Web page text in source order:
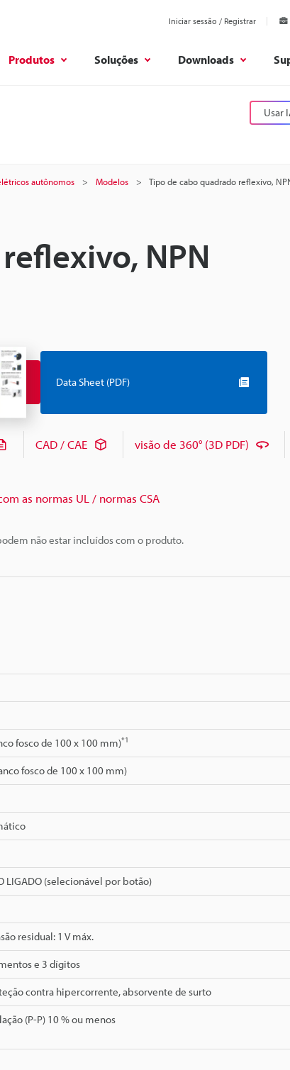
Iniciar sessão / Registrar
Produtos Soluções Downloads
Usar
autônomos Modelos Tipo de cabo quadrado reflexivo,
NPN
não estar incluídos com o produto.
Data Sheet (PDF)
CAD / CAE visão de 360° (3D PDF)
as normas UL / normas CSA
fosco de 100 x 100 mm)*1
fosco de 100 x 100 mm)
LIGADO (selecionável por botão)
residual: 1 V máx.
e 3 dígitos
contra hipercorrente, absorvente de surto
(P-P) 10 % ou menos